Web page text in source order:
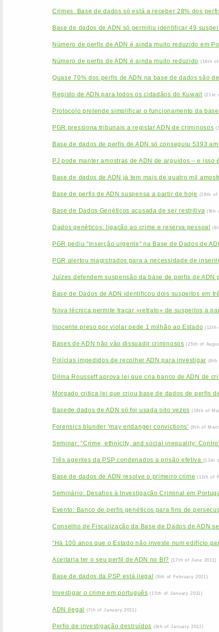
Crimes. Base de dados só está a receber 28% dos
Base de dados de ADN só permitiu identificar 49
Número de perfis de ADN é ainda muito reduzido em
Número de perfis de ADN é ainda muito reduzido (16th
Quase 70% dos perfis de ADN na base de dados são
Registo de ADN para todos os cidadãos do Kuwait (21st
Protocolo pretende simplificar o funcionamento da
PGR pressiona tribunais a registar ADN de criminosos
Base de dados de perfis de ADN só conseguiu 5393
PJ pode manter amostras de ADN de arguidos – e isso
Base de dados de ADN já tem mais de quatro mil
Base de perfis de ADN suspensa a partir de hoje (19th of
Base de Dados Genéticos acusada de ser restritiva (9th
Dados genéticos: ligação ao crime e reserva pessoal
PGR pediu "inserção urgente" na Base de Dados de
PGR alertou magistrados para a necessidade de
Juízes defendem suspensão da base de perfis de ADN
Base de Dados de ADN identificou dois suspeitos em
Nova técnica permite traçar «retrato» de suspeitos a
Inocente preso por violar pede 1 milhão ao Estado (12th
Bases de ADN não vão dissuadir criminosos (25th of
Polícias impedidos de recolher ADN para investigar (9th
Dilma Rousseff aprova lei que cria banco de ADN de
Morgado critica lei que criou base de dados de perfis
Basede dados de ADN só foi usada oito vezes (19th of
Forensics blunder 'may endanger convictions' (9th of
Seminar: “Crime, ethnicity, and social inequality:
Três agentes da PSP condenados a prisão efetiva (13th
Base de dados de ADN resolve o primeiro crime (11th of
Seminário: Desafios à Investigação Criminal em
Evento: Banco de perfis genéticos para fins de
Conselho de Fiscalização da Base de Dados de ADN
“Há 100 anos que o Estado não investe num edifício
Aceitaria ter o seu perfil de ADN no BI? (17th of June 2011)
Base de dados da PSP está ilegal (6th of February 2011)
Investigar o crime em português (15th of January 2011)
ADN ilegal (7th of January 2011)
Perfis de investigação destruídos (6th of January 2011)